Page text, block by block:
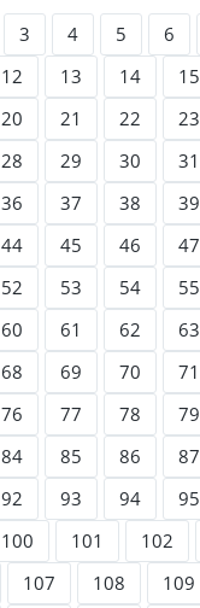
3 4 5 6
12 13 14 15
20 21 22 23
28 29 30 31
36 37 38 39
44 45 46 47
52 53 54 55
60 61 62 63
68 69 70 71
76 77 78 79
84 85 86 87
92 93 94 95
100 101 102
107 108 109